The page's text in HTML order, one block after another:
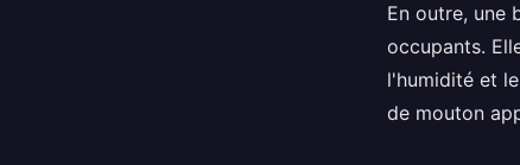
En outre, une
occupants.
l'humidité et
de mouton